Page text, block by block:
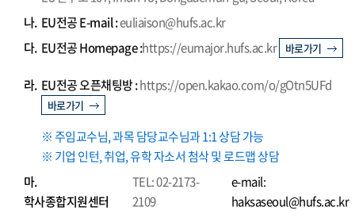
나. EU전공 E-mail :euliaison@hufs.ac.kr
다. EU전공 Homepage :https://eumajor.hufs.ac.kr 바로가기
라. EU전공 오픈채팅방 :https://open.kakao.com/o/gOtn5UFd
바로가기
※ 주임교수님, 과목 담당교수님과 1:1 상담 가능
※ 기업 인턴, 취업, 유학 자소서 첨삭 및 로드맵 상담
마.
학사종합지원센터
TEL: 02-2173-
2109
e-mail:
haksaseoul@hufs.ac.kr